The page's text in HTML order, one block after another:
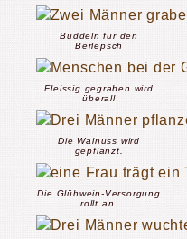
Buddeln für den
Berlepsch
Fleissig gegraben wird
überall
Die Walnuss wird
gepflanzt.
Die Glühwein-Versorgung
rollt an.